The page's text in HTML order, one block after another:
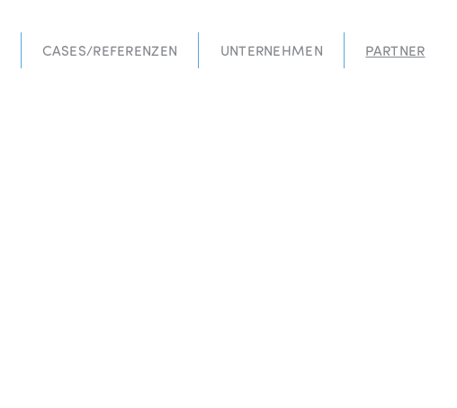
CASES/REFERENZEN UNTERNEHMEN PARTNER